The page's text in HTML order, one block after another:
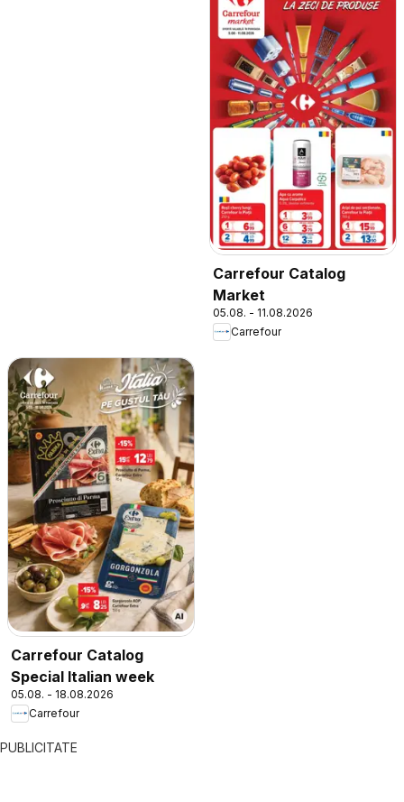
Carrefour Catalog
Market
05.08. - 11.08.2026
Carrefour
Carrefour Catalog
Special Italian week
05.08. - 18.08.2026
Carrefour
PUBLICITATE